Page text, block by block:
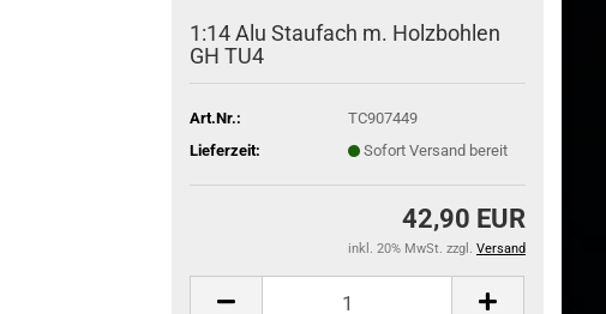
1:14 Alu Staufach m. Holzbohlen
GH TU4
Art.Nr.:
TC907449
Lieferzeit:
Sofort Versand bereit
42,90 EUR
inkl. 20% MwSt. zzgl. Versand